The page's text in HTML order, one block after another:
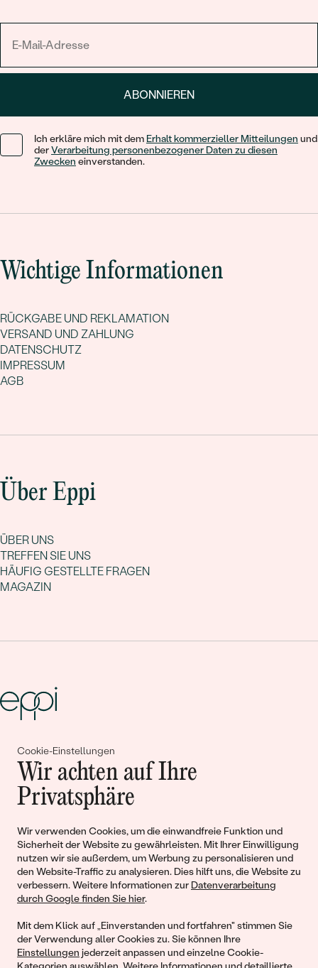
Cookie-Einstellungen
Wir achten auf Ihre
Privatsphäre
Wir verwenden Cookies, um die einwandfreie Funktion und
Sicherheit der Website zu gewährleisten. Mit Ihrer Einwilligung
nutzen wir sie außerdem, um Werbung zu personalisieren und
den Website-Traffic zu analysieren. Dies hilft uns, die Website zu
verbessern. Weitere Informationen zur Datenverarbeitung
durch Google finden Sie hier.
Mit dem Klick auf „Einverstanden und fortfahren" stimmen Sie
der Verwendung aller Cookies zu. Sie können Ihre
Einstellungen jederzeit anpassen und einzelne Cookie-
ABONNIEREN
Ich erkläre mich mit dem Erhalt kommerzieller Mitteilungen und
derVerarbeitung personenbezogener Daten zu diesen
Zwecken einverstanden.
Wichtige Informationen
RÜCKGABE UND REKLAMATION
VERSAND UND ZAHLUNG
DATENSCHUTZ
IMPRESSUM
AGB
Über Eppi
ÜBER UNS
TREFFEN SIE UNS
HÄUFIG GESTELLTE FRAGEN
MAGAZIN
Gemeinsam erschaffen wir
Geschichten von Schönheit und
Liebe
Begleiten Sie uns!